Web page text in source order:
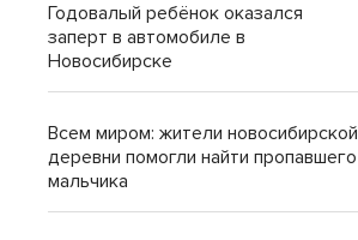
Годовалый ребёнок оказался
заперт в автомобиле в
Новосибирске
Всем миром: жители новосибирской
деревни помогли найти пропавшего
мальчика